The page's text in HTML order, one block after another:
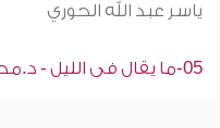
ياسر عبد الله الحوري
05-ما يقال فى الليل - د.محمد إسماعيل المقدم